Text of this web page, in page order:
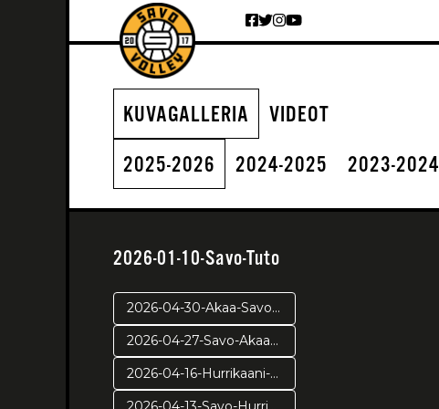
KUVAGALLERIA
VIDEOT
2025-2026
2024-2025 2023-2024
2026-01-10-Savo-Tuto
2026-04-30-Akaa-Savo-pr2
2026-04-27-Savo-Akaa-pr1
2026-04-16-Hurrikaani-Savo-VE4